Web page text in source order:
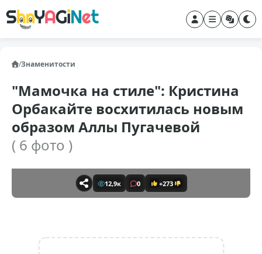
/Знаменитости
"Мамочка на стиле": Кристина
Орбакайте восхитилась новым
образом Аллы Пугачевой
( 6 фото )
12,9к 0 +273